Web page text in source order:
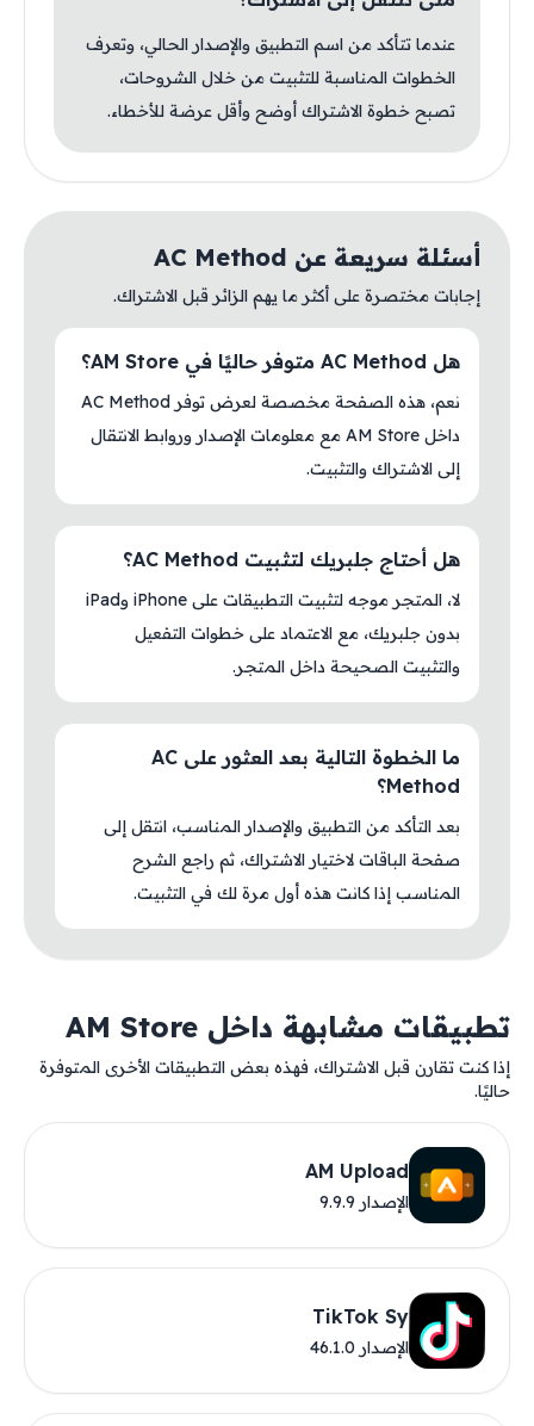
عندما تتأكد من اسم التطبيق والإصدار الحالي، وتعرف
الخطوات المناسبة للتثبيت من خلال الشروحات،
تصبح خطوة الاشتراك أوضح وأقل عرضة للأخطاء.
أسئلة سريعة عن AC Method
إجابات مختصرة على أكثر ما يهم الزائر قبل الاشتراك.
هل AC Method متوفر حاليًا في AM Store؟
نعم، هذه الصفحة مخصصة لعرض توفر AC Method
داخل AM Store مع معلومات الإصدار وروابط الانتقال
إلى الاشتراك والتثبيت.
هل أحتاج جلبريك لتثبيت AC Method؟
لا، المتجر موجه لتثبيت التطبيقات على iPhone وiPad
بدون جلبريك، مع الاعتماد على خطوات التفعيل
والتثبيت الصحيحة داخل المتجر.
ما الخطوة التالية بعد العثور على AC
Method؟
بعد التأكد من التطبيق والإصدار المناسب، انتقل إلى
صفحة الباقات لاختيار الاشتراك، ثم راجع الشرح
المناسب إذا كانت هذه أول مرة لك في التثبيت.
تطبيقات مشابهة داخل AM Store
إذا كنت تقارن قبل الاشتراك، فهذه بعض التطبيقات الأخرى المتوفرة
حاليًا.
AM Upload
الإصدار 9.9.9
TikTok Sy
الإصدار 46.1.0